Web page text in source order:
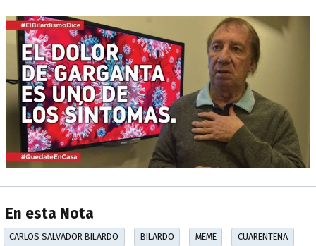
En esta Nota
CARLOS SALVADOR BILARDO BILARDO MEME CUARENTENA